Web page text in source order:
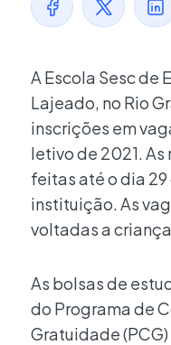
A Escola Sesc de
Lajeado, no Rio
inscrições em
letivo de 2021.
feitas até o dia
instituição. As
voltadas a
As bolsas de
do Programa de
Gratuidade